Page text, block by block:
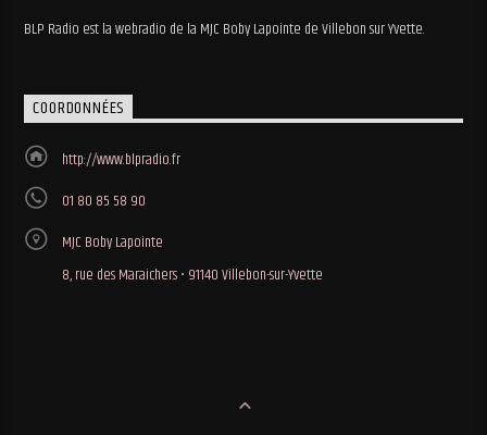
BLP Radio est la webradio de la MJC Boby Lapointe de Villebon sur Yvette.
COORDONNÉES
http://www.blpradio.fr
01 80 85 58 90
MJC Boby Lapointe
8, rue des Maraichers • 91140 Villebon-sur-Yvette